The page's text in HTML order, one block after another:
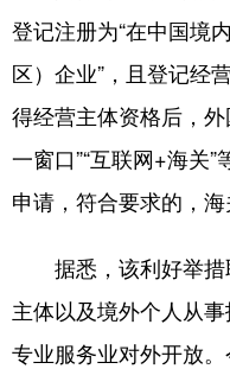
登记注册为“在中国境
区）企业”，且登记经
得经营主体资格后，
一窗口”“互联网+海关
申请，符合要求的，海
据悉，该利好举措
主体以及境外个人从
专业服务业对外开放